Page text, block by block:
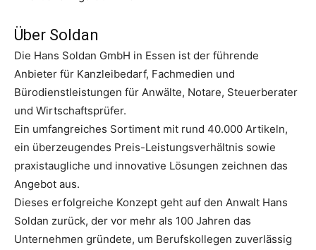
Über Soldan
Die Hans Soldan GmbH in Essen ist der führende
Anbieter für Kanzleibedarf, Fachmedien und
Bürodienstleistungen für Anwälte, Notare, Steuerberater
und Wirtschaftsprüfer.
Ein umfangreiches Sortiment mit rund 40.000 Artikeln,
ein überzeugendes Preis-Leistungsverhältnis sowie
praxistaugliche und innovative Lösungen zeichnen das
Angebot aus.
Dieses erfolgreiche Konzept geht auf den Anwalt Hans
Soldan zurück, der vor mehr als 100 Jahren das
Unternehmen gründete, um Berufskollegen zuverlässig